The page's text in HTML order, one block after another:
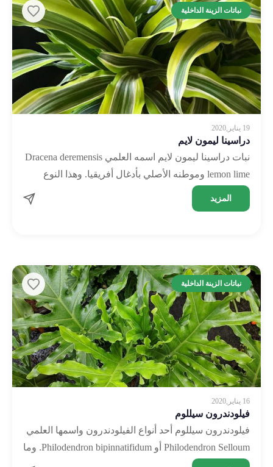
نباتات الزينة الداخلية
19 يناير,2020
دراسينا ليمون لايم
نبات دراسينا ليمون لايم اسمه العلمي Dracena deremensis
lemon lime وموطنه الأصلي بأدغال أفريقيا. وهذا النوع
تحديدا يمكن تمييزه بسهولة لوجود الشريط الأصفر
والأخضر الليموني …
المزيد
نباتات الزينة الداخلية
16 يناير,2020
فيلودندرون سيللوم
فيلودندرون سيللوم أحد أنواع الفيلودندرون واسمها العلمي
Philodendron Selloum أو Philodendron bipinnatifidum. وما
يميزها هو أوراقها الكبيرة والمتشعبة. من النباتات